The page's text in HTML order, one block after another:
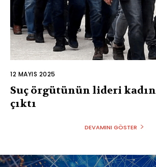
12 MAYIS 2025
Suç örgütünün lideri kadın
çıktı
DEVAMINI GÖSTER